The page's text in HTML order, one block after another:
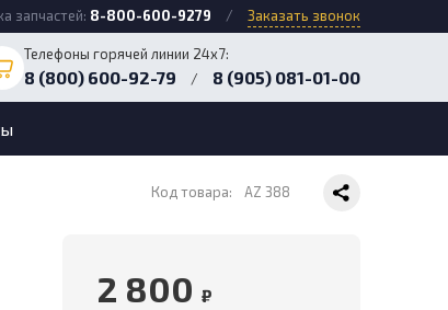
запчастей: 8-800-600-9279 / Заказать звонок
Телефоны горячей линии 24х7:
8 (800) 600-92-79 / 8 (905) 081-01-00
Код товара: AZ 388
2 800 ₽